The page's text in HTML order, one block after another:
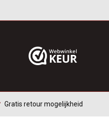
Gratis retour mogelijkheid